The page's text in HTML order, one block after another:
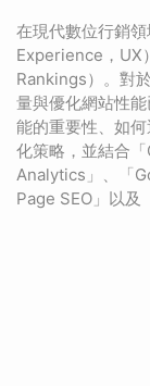
在現代數位行銷
Experience，UX
Rankings）。對
量與優化網站性
能的重要性、如
化策略，並結合
Analytics」、「
Page SEO」以及